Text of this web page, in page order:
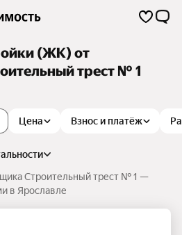
(ЖК) от
трест № 1
Цена Взнос и платёж
Строительный трест № 1 —
в Ярославле